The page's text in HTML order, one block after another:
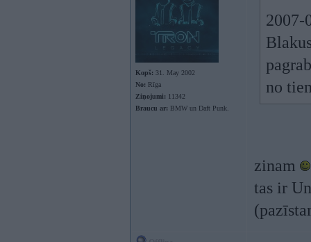
Kopš: 31. May 2002
No: Rīga
Ziņojumi: 11342
Braucu ar: BMW un Daft Punk.
2007-
no
zinam
tas ir